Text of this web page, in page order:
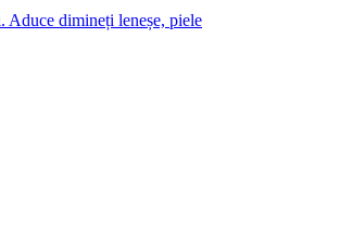
Aduce dimineți leneșe, piele